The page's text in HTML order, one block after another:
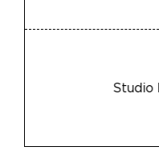
Studio